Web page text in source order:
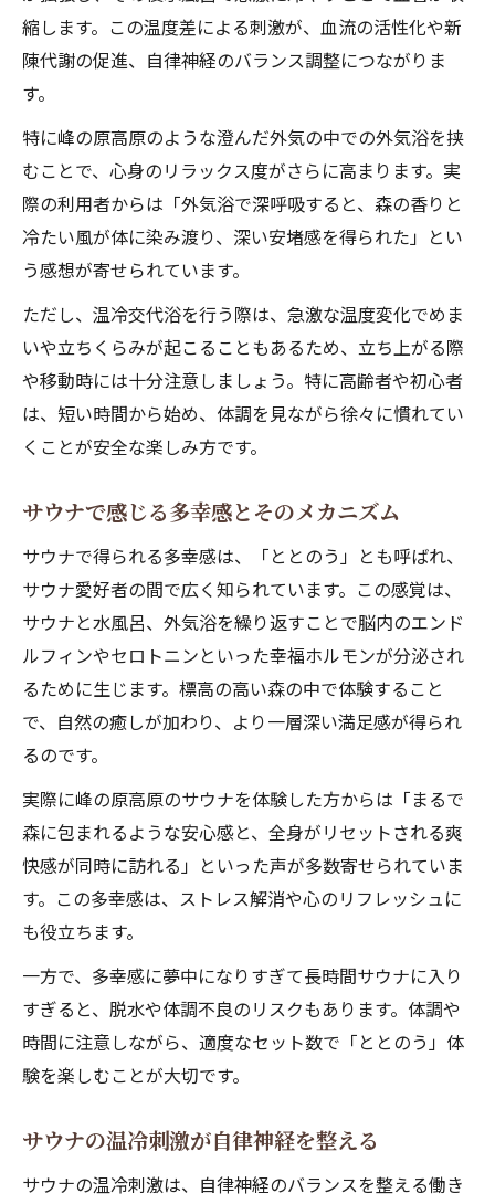
縮します。この温度差による刺激が、血流の活性化や新
陳代謝の促進、自律神経のバランス調整につながりま
す。
特に峰の原高原のような澄んだ外気の中での外気浴を挟
むことで、心身のリラックス度がさらに高まります。実
際の利用者からは「外気浴で深呼吸すると、森の香りと
冷たい風が体に染み渡り、深い安堵感を得られた」とい
う感想が寄せられています。
ただし、温冷交代浴を行う際は、急激な温度変化でめま
いや立ちくらみが起こることもあるため、立ち上がる際
や移動時には十分注意しましょう。特に高齢者や初心者
は、短い時間から始め、体調を見ながら徐々に慣れてい
くことが安全な楽しみ方です。
サウナで感じる多幸感とそのメカニズム
サウナで得られる多幸感は、「ととのう」とも呼ばれ、
サウナ愛好者の間で広く知られています。この感覚は、
サウナと水風呂、外気浴を繰り返すことで脳内のエンド
ルフィンやセロトニンといった幸福ホルモンが分泌され
るために生じます。標高の高い森の中で体験すること
で、自然の癒しが加わり、より一層深い満足感が得られ
るのです。
実際に峰の原高原のサウナを体験した方からは「まるで
森に包まれるような安心感と、全身がリセットされる爽
快感が同時に訪れる」といった声が多数寄せられていま
す。この多幸感は、ストレス解消や心のリフレッシュに
も役立ちます。
一方で、多幸感に夢中になりすぎて長時間サウナに入り
すぎると、脱水や体調不良のリスクもあります。体調や
時間に注意しながら、適度なセット数で「ととのう」体
験を楽しむことが大切です。
サウナの温冷刺激が自律神経を整える
サウナの温冷刺激は、自律神経のバランスを整える働き